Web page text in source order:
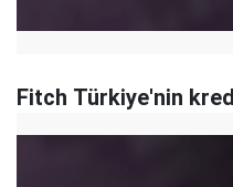
Fitch Türkiye'nin